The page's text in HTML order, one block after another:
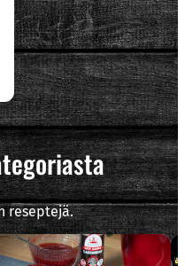
reseptejä.